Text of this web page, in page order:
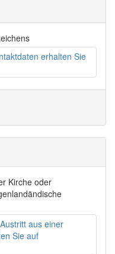
erhalten Sie
Kirche oder
aus einer
Sie auf